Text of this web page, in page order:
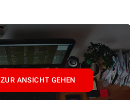
ZUR ANSICHT GEHEN